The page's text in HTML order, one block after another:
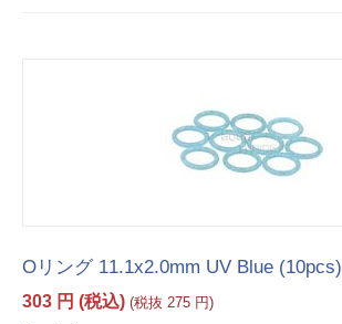
Oリング 11.1x2.0mm UV Blue (10pcs)
303 円 (税込) (税抜 275 円)